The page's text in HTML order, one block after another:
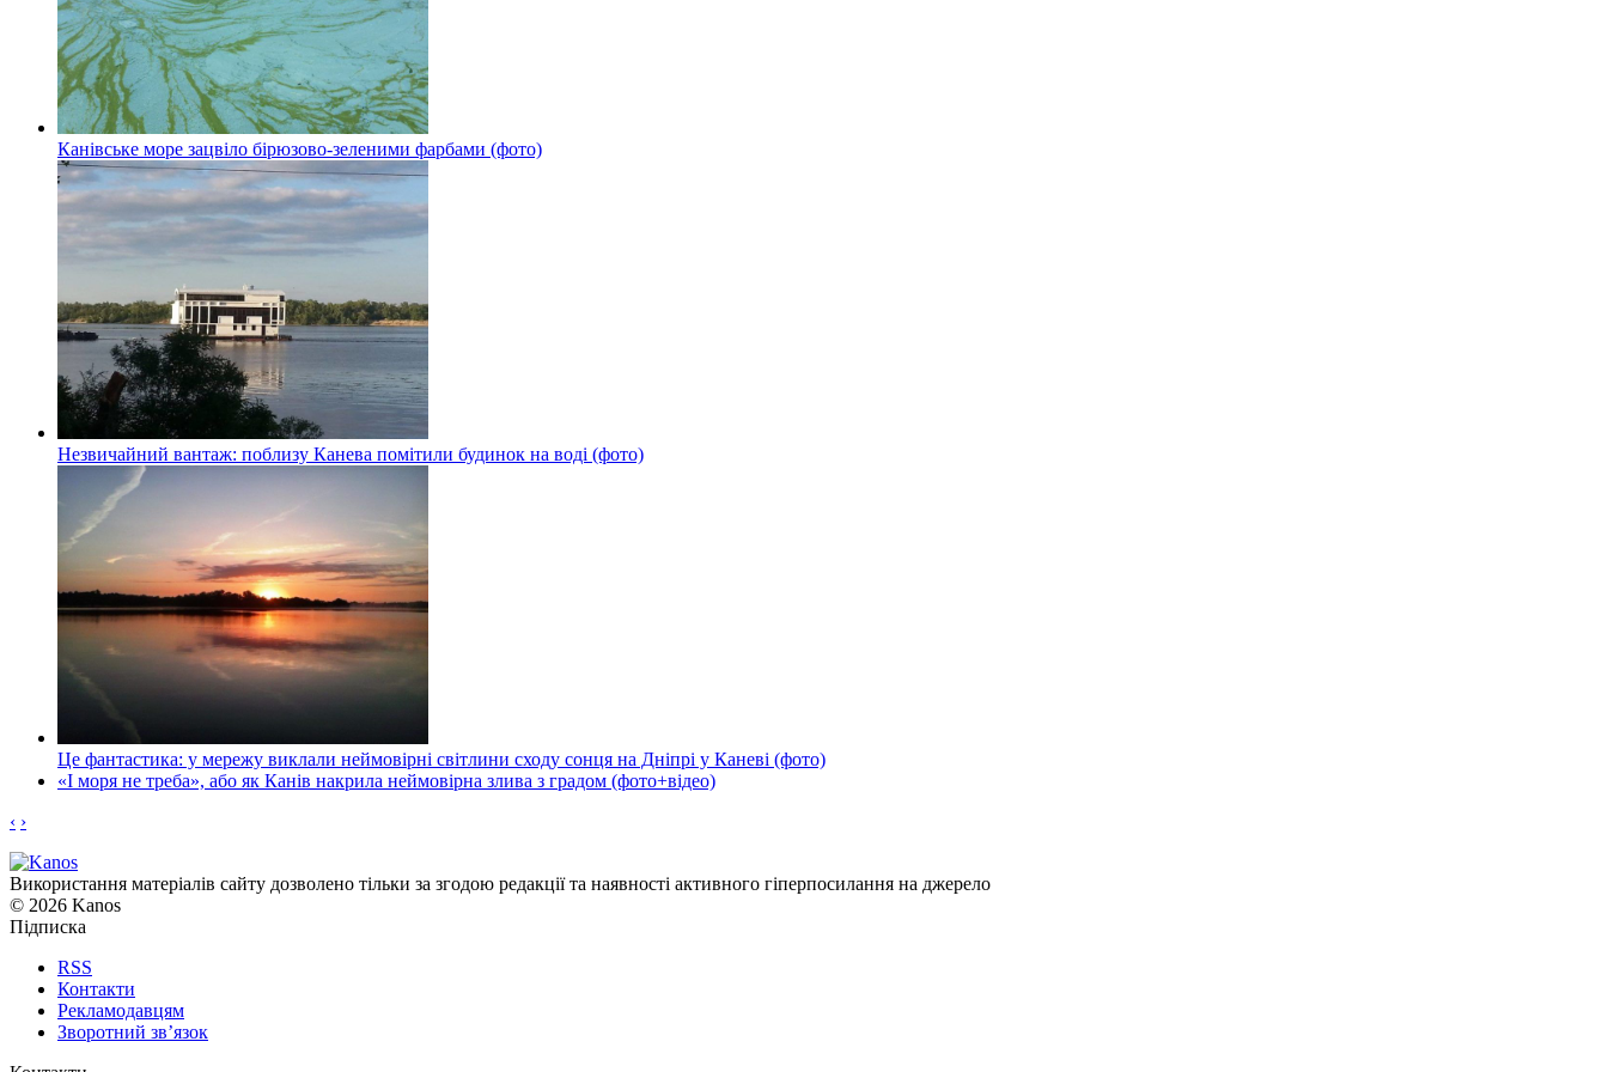
Канівське море зацвіло бірюзово-зеленими фарбами (фото)
Незвичайний вантаж: поблизу Канева помітили будинок на воді (фото)
Це фантастика: у мережу виклали неймовірні світлини сходу сонця на Дніпрі у Каневі (фото)
«І моря не треба», або як Канів накрила неймовірна злива з градом (фото+відео)
‹ ›
Використання матеріалів сайту дозволено тільки за згодою редакції та наявності активного гіперпосилання на джерело
© 2026 Kanos
Підписка
RSS
Контакти
Рекламодавцям
Зворотний зв’язок